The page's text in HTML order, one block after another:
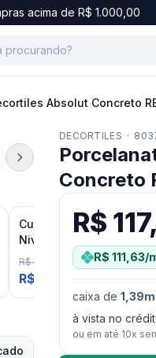
acima de R$ 1.000,00
Absolut Concreto
Cunha Para Nivelador
Nivela Piso Flex e Flex
Eco
R$ 28,48 SUPER -28 %
R$ 20,51
DECORTILES ·
Concreto
R$
R$ 111,63/
caixa de 1,39
à vista no
ou em até 10x